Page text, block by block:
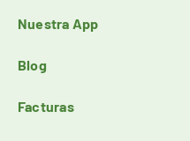
Nuestra App
Blog
Facturas